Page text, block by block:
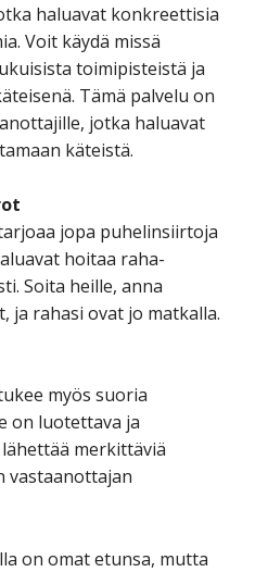
haluavat konkreettisia
Voit käydä missä
toimipisteistä ja
Tämä palvelu on
jotka haluavat
käteistä.
jopa puhelinsiirtoja
hoitaa raha-
Soita heille, anna
ja rahasi ovat jo matkalla.
myös suoria
on luotettava ja
merkittäviä
vastaanottajan
on omat etunsa, mutta